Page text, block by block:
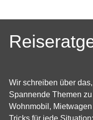
Wir schreiben über
Spannende Themen
Wohnmobil,